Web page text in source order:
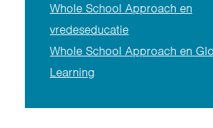
Whole School Approach en
vredeseducatie
Whole School Approach en
Learning